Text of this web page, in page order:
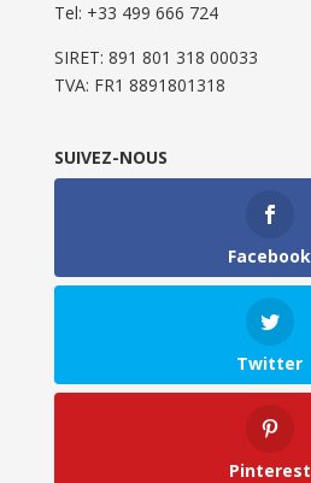
Tel: ‭+33 499 666 724‬
SIRET: 891 801 318 00033
TVA: FR1 8891801318
SUIVEZ-NOUS
Facebook
Twitter
Pinterest